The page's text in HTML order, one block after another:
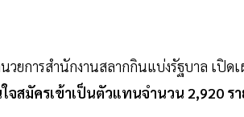
การสำนักงานสลากกินแบ่งรัฐบาล เปิดเ
สมัครเข้าเป็นตัวแทนจำนวน 2,920 รา